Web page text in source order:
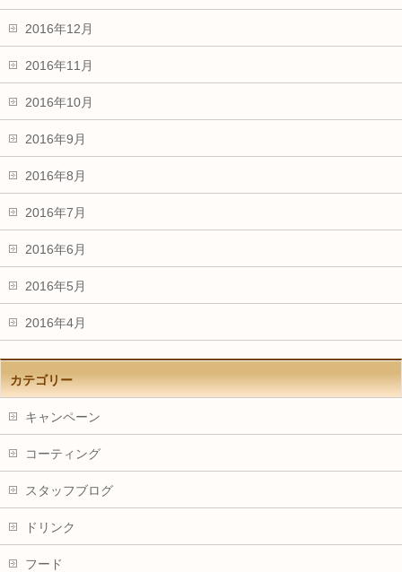
2016年12月
2016年11月
2016年10月
2016年9月
2016年8月
2016年7月
2016年6月
2016年5月
2016年4月
カテゴリー
キャンペーン
コーティング
スタッフブログ
ドリンク
フード